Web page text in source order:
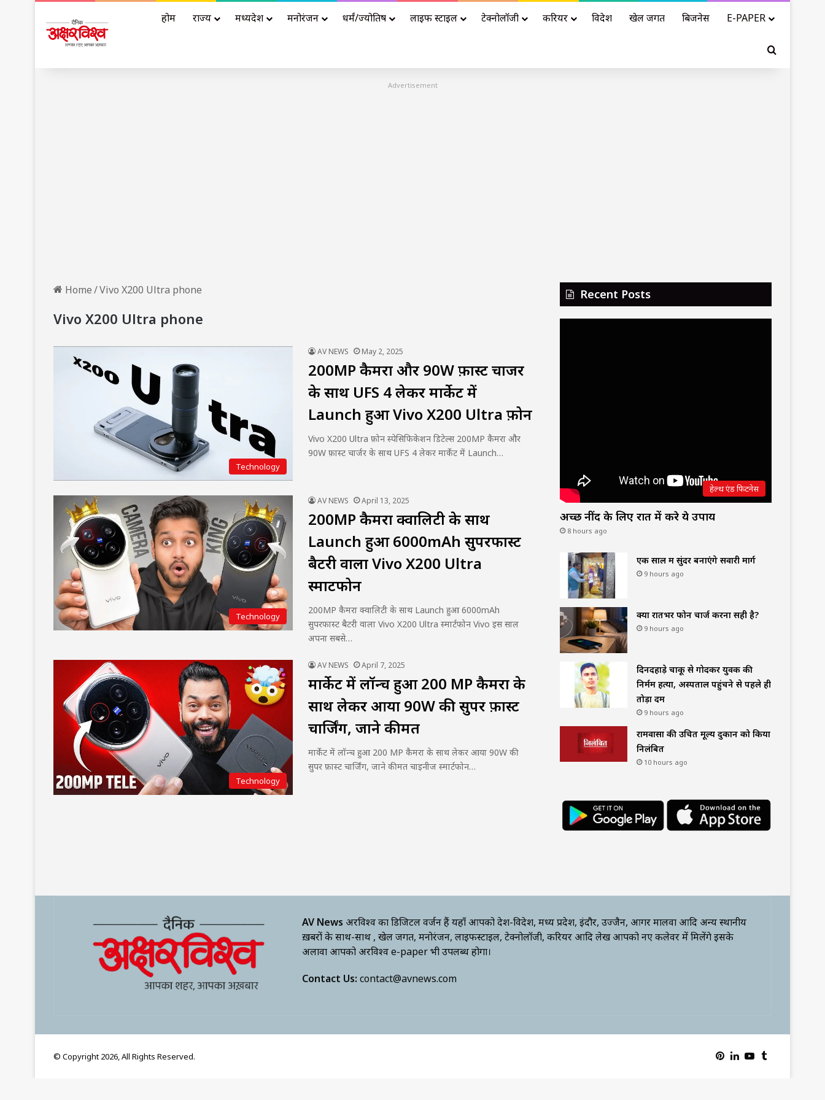
होम राज्य मध्यप्रदेश मनोरंजन धर्मं/ज्योतिष लाइफ स्टाइल टेक्नोलॉजी करियर विदेश खेल जगत बिजनेस E-PAPER
Search for
Advertisement
Home/Vivo X200 Ultra phone
Vivo X200 Ultra phone
Technology
AV NEWS May 2, 2025
200MP कैमरा और 90W फ़ास्ट चार्जर
के साथ UFS 4 लेकर मार्केट में
Launch हुआ Vivo X200 Ultra फ़ोन
Vivo X200 Ultra फ़ोन स्पेसिफिकेशन डिटेल्स 200MP कैमरा और
90W फ़ास्ट चार्जर के साथ UFS 4 लेकर मार्केट में Launch…
Technology
AV NEWS April 13, 2025
200MP कैमरा क्वालिटी के साथ
Launch हुआ 6000mAh सुपरफास्ट
बैटरी वाला Vivo X200 Ultra
स्मार्टफोन
200MP कैमरा क्वालिटी के साथ Launch हुआ 6000mAh
सुपरफास्ट बैटरी वाला Vivo X200 Ultra स्मार्टफोन Vivo इस साल
अपना सबसे…
Technology
AV NEWS April 7, 2025
मार्केट में लॉन्च हुआ 200 MP कैमरा के
साथ लेकर आया 90W की सुपर फ़ास्ट
चार्जिंग, जाने कीमत
मार्केट में लॉन्च हुआ 200 MP कैमरा के साथ लेकर आया 90W की
सुपर फ़ास्ट चार्जिंग, जाने कीमत चाइनीज स्मार्टफोन…
Recent Posts
हेल्थ एंड फिटनेस
अच्छी नींद के लिए रात में करे ये उपाय
8 hours ago
एक साल में सुंदर बनाएंगे सवारी मार्ग
9 hours ago
क्या रातभर फोन चार्ज करना सही है?
9 hours ago
दिनदहाड़े चाकू से गोदकर युवक की
निर्मम हत्या, अस्पताल पहुंचने से पहले ही
तोड़ा दम
9 hours ago
रामवासा की उचित मूल्य दुकान को किया
निलंबित
10 hours ago
AV News अक्षरविश्व का डिजिटल वर्जन हैं यहाँ आपको देश-विदेश, मध्य प्रदेश, इंदौर, उज्जैन, आगर मालवा आदि अन्य स्थानीय
ख़बरों के साथ-साथ , खेल जगत, मनोरंजन, लाइफस्टाइल, टेक्नोलॉजी, करियर आदि लेख आपको नए कलेवर में मिलेंगे इसके
अलावा आपको अक्षरविश्व e-paper भी उपलब्ध होगा।
Contact Us: contact@avnews.com
© Copyright 2026, All Rights Reserved. Pinterest
LinkedIn
YouTube
Tumblr